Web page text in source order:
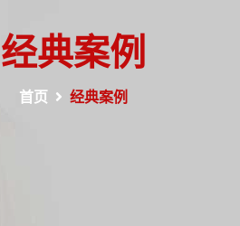
经典案例
首页 经典案例